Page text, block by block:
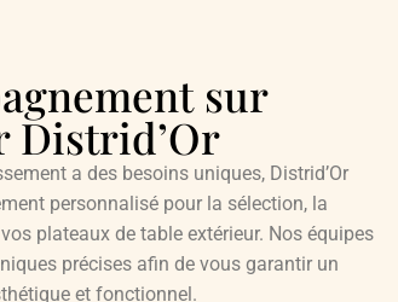
sur
Distrid’Or
a des besoins uniques, Distrid’Or
personnalisé pour la sélection, la
plateaux de table extérieur. Nos équipes
précises afin de vous garantir un
et fonctionnel.